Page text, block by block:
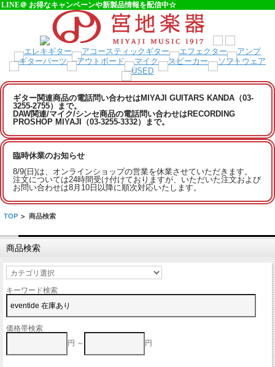
LINE＠ お得なキャンペーンや新製品情報を配信中☆
ギター関連商品の電話問い合わせはMIYAJI GUITARS KANDA（03-
3255-2755）まで。
DAW関連/マイク/シンセ商品の電話問い合わせはRECORDING
PROSHOP MIYAJI（03-3255-3332）まで。
臨時休業のお知らせ
8/9(日)は、オンラインショップの営業を休業させていただきます。
注文については24時間受け付けておりますが、いただいた注文および
お問い合わせは8月10日以降に順次対応いたします。
TOP > 商品検索
商品検索
キーワード検索
価格帯検索
円 ～
円